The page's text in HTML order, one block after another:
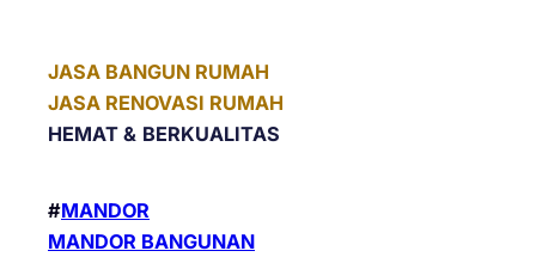
JASA BANGUN RUMAH
JASA RENOVASI RUMAH
HEMAT & BERKUALITAS
#MANDOR
MANDOR BANGUNAN